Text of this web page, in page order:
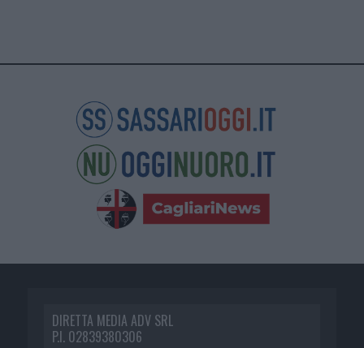
DIRETTA MEDIA ADV SRL
P.I. 02839380306